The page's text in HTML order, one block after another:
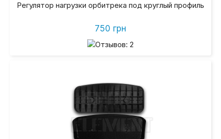
Регулятор нагрузки орбитрека под круглый профиль
750 грн